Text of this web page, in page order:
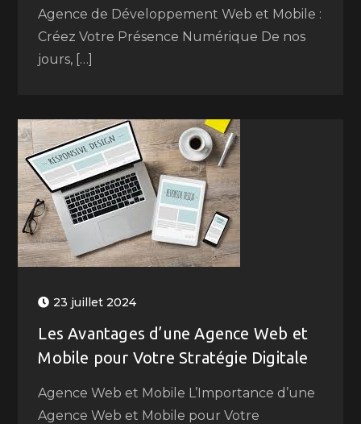
Agence de Développement Web et Mobile :
Créez Votre Présence Numérique De nos
jours, […]
23 juillet 2024
Les Avantages d’une Agence Web et
Mobile pour Votre Stratégie Digitale
Agence Web et Mobile L’Importance d’une
Agence Web et Mobile pour Votre